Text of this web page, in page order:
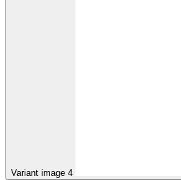
Variant image 4